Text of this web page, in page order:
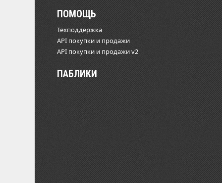
ПОМОЩЬ
Техподдержка
API покупки и продажи
API покупки и продажи v2
ПАБЛИКИ